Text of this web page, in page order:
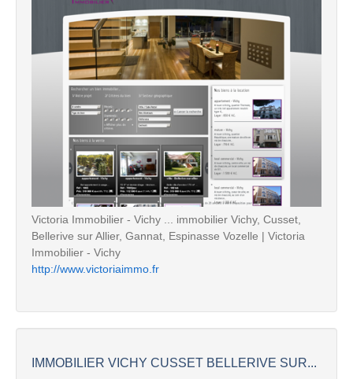
Victoria Immobilier - Vichy ... immobilier Vichy, Cusset,
Bellerive sur Allier, Gannat, Espinasse Vozelle | Victoria
Immobilier - Vichy
http://www.victoriaimmo.fr
IMMOBILIER VICHY CUSSET BELLERIVE SUR...